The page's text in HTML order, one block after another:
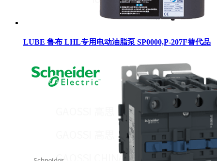
LUBE 鲁布 LHL专用电动油脂泵 SP0000,P-207F替代品